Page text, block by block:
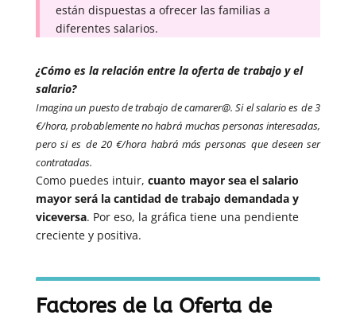
están dispuestas a ofrecer las familias a
diferentes salarios.
¿Cómo es la relación entre la oferta de trabajo y el
salario?
Imagina un puesto de trabajo de camarer@. Si el salario es de 3
€/hora, probablemente no habrá muchas personas interesadas,
pero si es de 20 €/hora habrá más personas que deseen ser
contratadas.
Como puedes intuir, cuanto mayor sea el salario
mayor será la cantidad de trabajo demandada y
viceversa. Por eso, la gráfica tiene una pendiente
creciente y positiva.
Factores de la Oferta de